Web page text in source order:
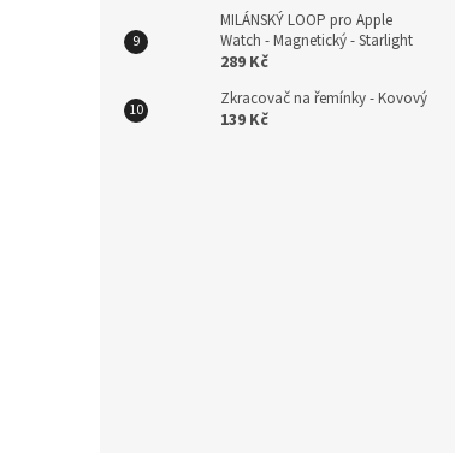
MILÁNSKÝ LOOP pro Apple
Watch - Magnetický - Starlight
289 Kč
Zkracovač na řemínky - Kovový
139 Kč